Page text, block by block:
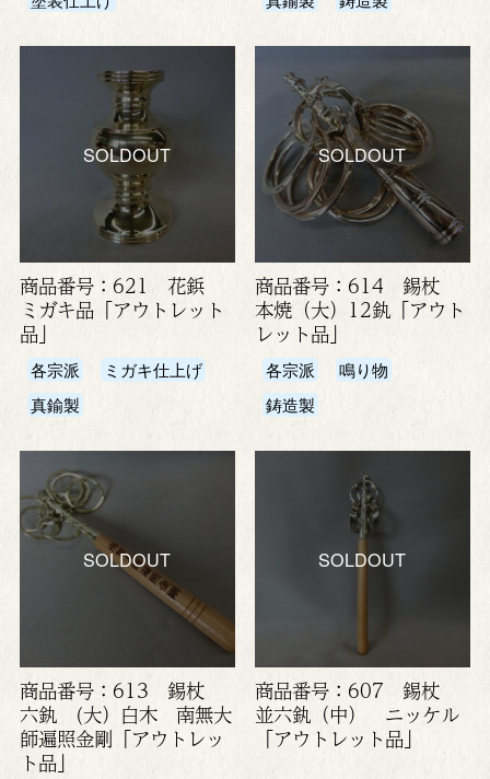
SOLDOUT
商品番号：621 花鋲
ミガキ品「アウトレット
品」
各宗派
ミガキ仕上げ
真鍮製
SOLDOUT
商品番号：614 錫杖
本焼（大）12釻「アウト
レット品」
各宗派
鳴り物
鋳造製
SOLDOUT
商品番号：613 錫杖
六釻 (大）白木 南無大
師遍照金剛「アウトレッ
ト品」
SOLDOUT
商品番号：607 錫杖
並六釻（中） ニッケル
「アウトレット品」